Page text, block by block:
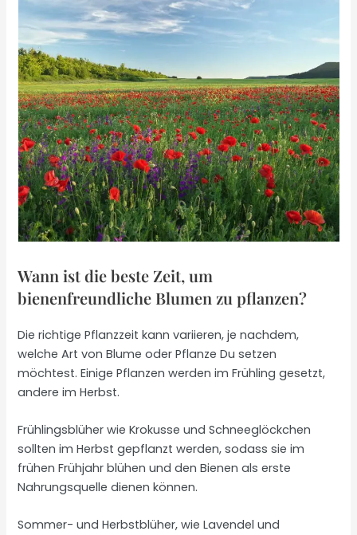
Wann ist die beste Zeit, um
bienenfreundliche Blumen zu pflanzen?
Die richtige Pflanzzeit kann variieren, je nachdem,
welche Art von Blume oder Pflanze Du setzen
möchtest. Einige Pflanzen werden im Frühling gesetzt,
andere im Herbst.
Frühlingsblüher wie Krokusse und Schneeglöckchen
sollten im Herbst gepflanzt werden, sodass sie im
frühen Frühjahr blühen und den Bienen als erste
Nahrungsquelle dienen können.
Sommer- und Herbstblüher, wie Lavendel und